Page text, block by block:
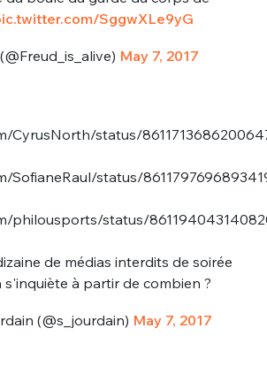
SggwXLe9yG
May 7, 2017
CyrusNorth/status/
SofianeRaul/status/
philousports/status/
de médias interdits de soirée
s'inquiète à partir de combien ?
(@s_jourdain) May 7, 2017